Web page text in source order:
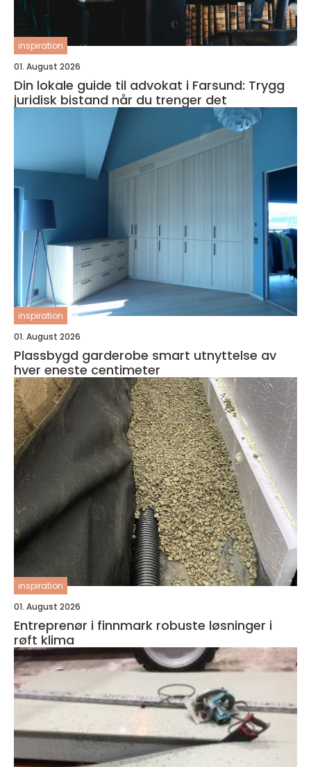
inspiration
01. August 2026
Din lokale guide til advokat i Farsund: Trygg
juridisk bistand når du trenger det
inspiration
01. August 2026
Plassbygd garderobe smart utnyttelse av
hver eneste centimeter
inspiration
01. August 2026
Entreprenør i finnmark robuste løsninger i
røft klima